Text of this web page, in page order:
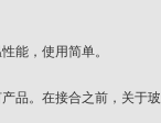
能，使用简单。
品。在接合之前，关于